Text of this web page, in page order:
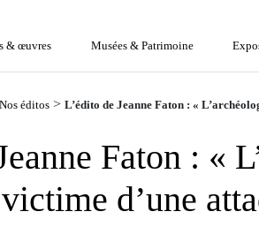
& œuvres Musées & Patrimoine
Nos éditos > L’édito de Jeanne Faton : «
Faton : «
d’une